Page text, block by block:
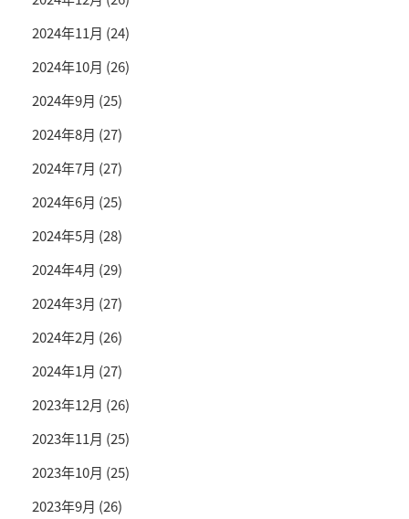
2024年11月 (24)
2024年10月 (26)
2024年9月 (25)
2024年8月 (27)
2024年7月 (27)
2024年6月 (25)
2024年5月 (28)
2024年4月 (29)
2024年3月 (27)
2024年2月 (26)
2024年1月 (27)
2023年12月 (26)
2023年11月 (25)
2023年10月 (25)
2023年9月 (26)